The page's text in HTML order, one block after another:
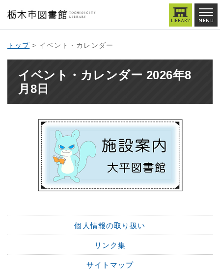
トップ > イベント・カレンダー
イベント・カレンダー 2026年8
月8日
個人情報の取り扱い
リンク集
サイトマップ